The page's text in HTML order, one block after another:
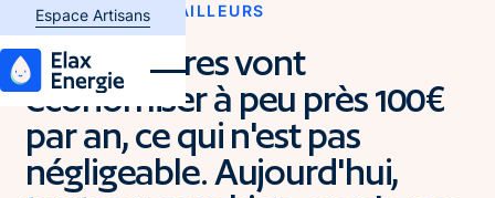
Espace plombier
Espace Artisans
TÉMOIGNAGES BAILLEURS
Les locataires vont
économiser à peu près 100€
par an, ce qui n'est pas
négligeable. Aujourd'hui,